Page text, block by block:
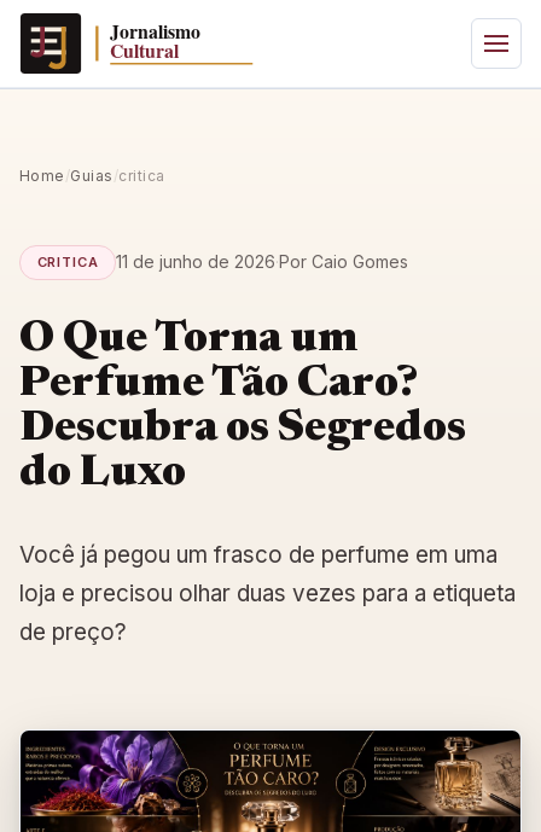
Home /Guias /critica
CRITICA 11 de junho de 2026·Por Caio Gomes
O Que Torna um
Perfume Tão Caro?
Descubra os Segredos
do Luxo
Você já pegou um frasco de perfume em uma
loja e precisou olhar duas vezes para a etiqueta
de preço?